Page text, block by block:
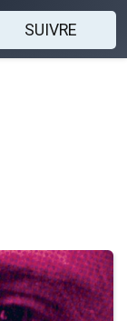
SUIVRE